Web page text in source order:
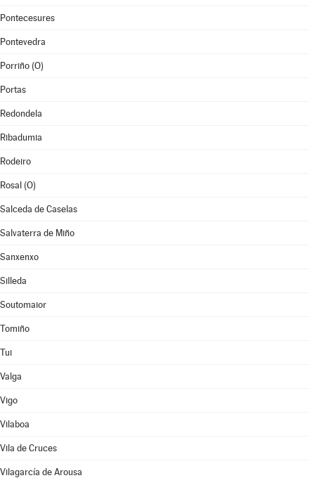
Pontecesures
Pontevedra
Porriño (O)
Portas
Redondela
Ribadumia
Rodeiro
Rosal (O)
Salceda de Caselas
Salvaterra de Miño
Sanxenxo
Silleda
Soutomaior
Tomiño
Tui
Valga
Vigo
Vilaboa
Vila de Cruces
Vilagarcía de Arousa